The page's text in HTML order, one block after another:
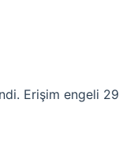
Erişim engeli 29